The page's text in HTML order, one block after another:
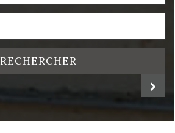
RECHERCHER